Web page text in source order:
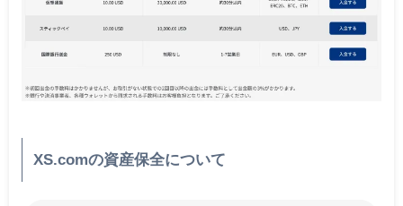
XS.comの資産保全について